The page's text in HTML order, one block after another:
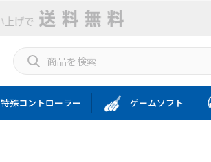
特殊コントローラー ゲームソフト